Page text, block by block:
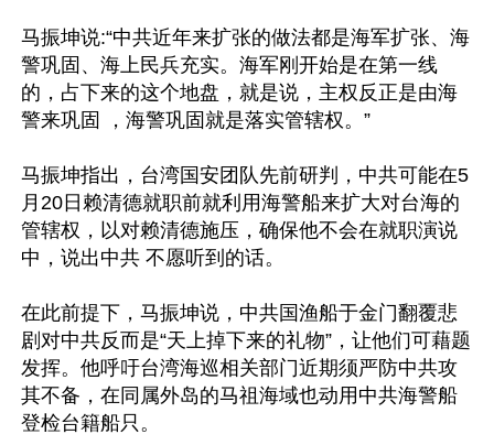
马振坤说:“中共近年来扩张的做法都是海军扩张、海
警巩固、海上民兵充实。海军刚开始是在第一线
的，占下来的这个地盘，就是说，主权反正是由海
警来巩固 ，海警巩固就是落实管辖权。”
马振坤指出，台湾国安团队先前研判，中共可能在5
月20日赖清德就职前就利用海警船来扩大对台海的
管辖权，以对赖清德施压，确保他不会在就职演说
中，说出中共 不愿听到的话。
在此前提下，马振坤说，中共国渔船于金门翻覆悲
剧对中共反而是“天上掉下来的礼物”，让他们可藉题
发挥。他呼吁台湾海巡相关部门近期须严防中共攻
其不备，在同属外岛的马祖海域也动用中共海警船
登检台籍船只。